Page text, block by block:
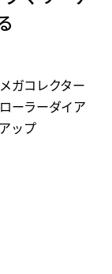
ガコレクター
ーラーダイア
ップ